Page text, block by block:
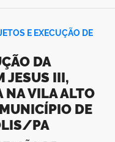
E EXECUÇÃO DE
DA
JESUS III,
NA VILA ALTO
DE
PA